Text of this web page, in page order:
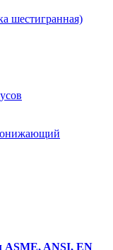
шестигранная)
ASME, ANSI, EN